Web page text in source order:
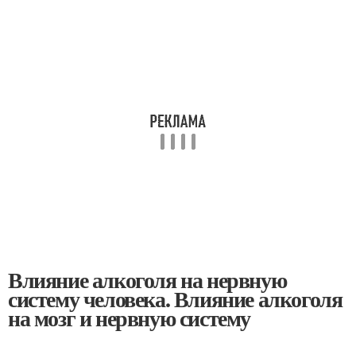
Влияние алкоголя на нервную
систему человека. Влияние алкоголя
на мозг и нервную систему